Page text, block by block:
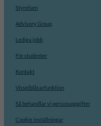
Styrelsen
Advisory Group
Lediga jobb
För studenter
Kontakt
Visselblåsarfunktion
Så behandlar vi personuppgifter
Cookie inställningar